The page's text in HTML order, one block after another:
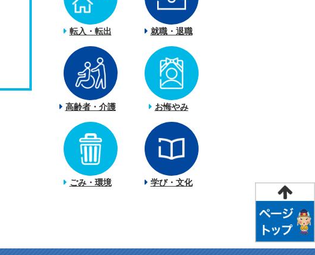
転入・転出 就職・退職
高齢者・介護 お悔やみ
ごみ・環境 学び・文化